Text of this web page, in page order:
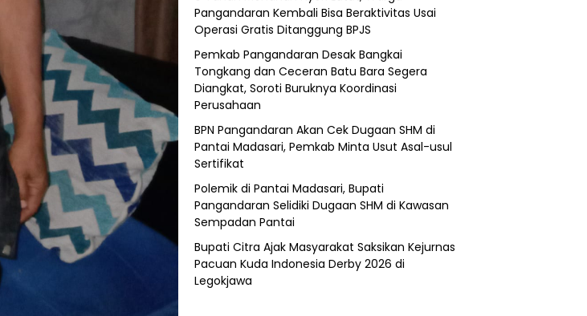
Pangandaran Kembali Bisa Beraktivitas Usai
Operasi Gratis Ditanggung BPJS
Pemkab Pangandaran Desak Bangkai
Tongkang dan Ceceran Batu Bara Segera
Diangkat, Soroti Buruknya Koordinasi
Perusahaan
BPN Pangandaran Akan Cek Dugaan SHM di
Pantai Madasari, Pemkab Minta Usut Asal-usul
Sertifikat
Polemik di Pantai Madasari, Bupati
Pangandaran Selidiki Dugaan SHM di Kawasan
Sempadan Pantai
Bupati Citra Ajak Masyarakat Saksikan Kejurnas
Pacuan Kuda Indonesia Derby 2026 di
Legokjawa